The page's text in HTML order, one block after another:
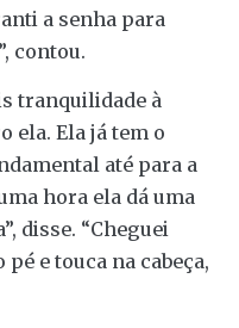
a senha para
contou.
tranquilidade à
ela. Ela já tem o
até para a
hora ela dá uma
disse. “Cheguei
e touca na cabeça,